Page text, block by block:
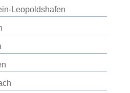
Leopoldshafen